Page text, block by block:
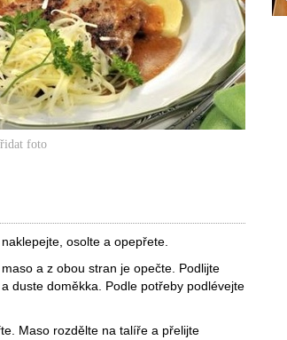
foto
osolte a opepřete.
a z obou stran je opečte. Podlijte
duste doměkka. Podle potřeby podlévejte
Maso rozdělte na talíře a přelijte